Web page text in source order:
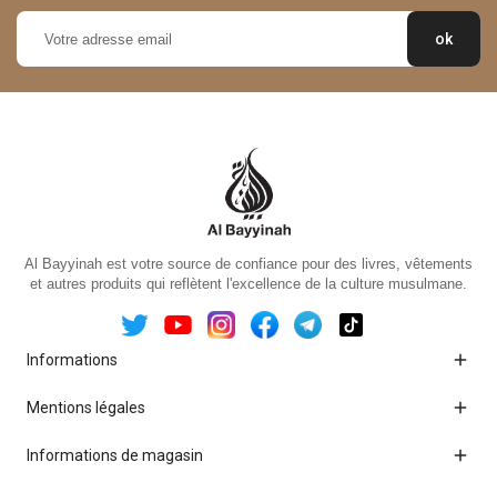
Al Bayyinah est votre source de confiance pour des livres, vêtements
et autres produits qui reflètent l'excellence de la culture musulmane.
Informations 
Mentions légales 
Informations de magasin 